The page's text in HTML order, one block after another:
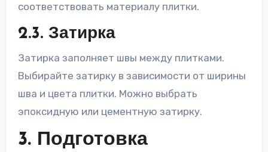
соответствовать материалу плитки.
2.3. Затирка
Затирка заполняет швы между плитками.
Выбирайте затирку в зависимости от ширины
шва и цвета плитки. Можно выбрать
эпоксидную или цементную затирку.
3. Подготовка